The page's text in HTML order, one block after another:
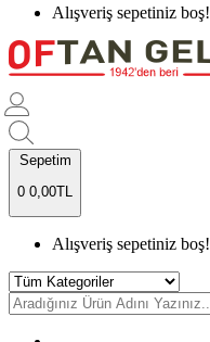
Alışveriş sepetiniz boş!
Sepetim
0 0,00TL
Alışveriş sepetiniz boş!